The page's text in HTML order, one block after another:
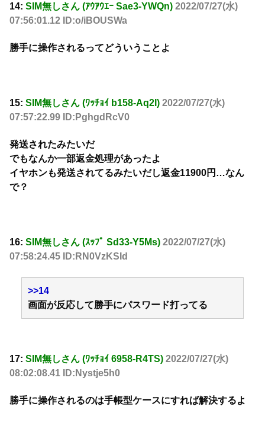
14: SIM無しさん (ｱｳｱｳｴｰ Sae3-YWQn) 2022/07/27(水)
07:56:01.12 ID:o/iBOUSWa
勝手に操作されるってどういうことよ
15: SIM無しさん (ﾜｯﾁｮｲ b158-Aq2I) 2022/07/27(水)
07:57:22.99 ID:PghgdRcV0
発送されたみたいだ
でもなんか一部返金処理があったよ
イヤホンも発送されてるみたいだし返金11900円…なん
で？
16: SIM無しさん (ｽｯﾌﾟ Sd33-Y5Ms) 2022/07/27(水)
07:58:24.45 ID:RN0VzKSId
>>14
画面が反応して勝手にパスワード打ってる
17: SIM無しさん (ﾜｯﾁｮｲ 6958-R4TS) 2022/07/27(水)
08:02:08.41 ID:Nystje5h0
勝手に操作されるのは手帳型ケースにすれば解決するよ